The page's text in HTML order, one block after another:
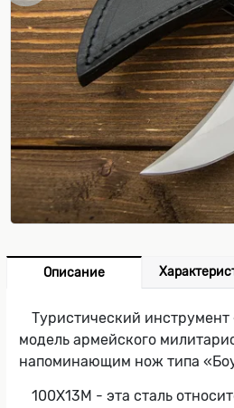
Описание
Туристический
модель армейского
напоминающим нож типа
100Х13М - эта сталь